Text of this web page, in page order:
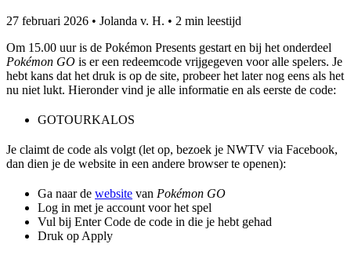
27 februari 2026 • Jolanda v. H. • 2 min leestijd
Om 15.00 uur is de Pokémon Presents gestart en bij het onderdeel
Pokémon GO is er een redeemcode vrijgegeven voor alle spelers. Je
hebt kans dat het druk is op de site, probeer het later nog eens als het
nu niet lukt. Hieronder vind je alle informatie en als eerste de code:
GOTOURKALOS
Je claimt de code als volgt (let op, bezoek je NWTV via Facebook,
dan dien je de website in een andere browser te openen):
Ga naar de website van Pokémon GO
Log in met je account voor het spel
Vul bij Enter Code de code in die je hebt gehad
Druk op Apply